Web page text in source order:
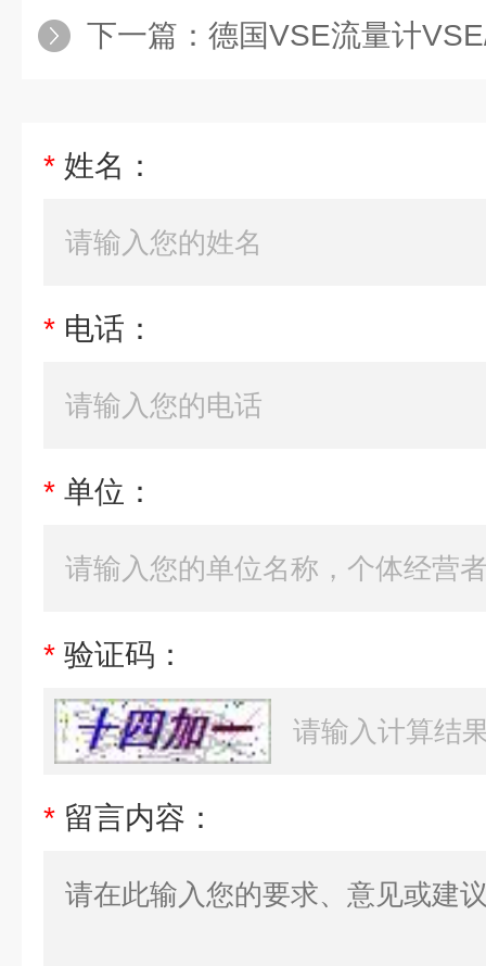
下一篇： 德国VSE流量计VSE/
* 姓名：
* 电话：
* 单位：
* 验证码：
* 留言内容：